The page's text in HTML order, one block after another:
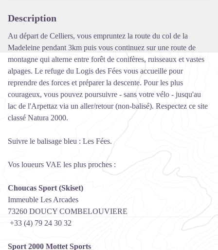
Description
Au départ de Celliers, vous empruntez la route du col de la
Madeleine pendant 3km puis vous continuez sur une route de
montagne qui alterne entre forêt de conifères, ruisseaux et vastes
alpages. Le refuge du Logis des Fées vous accueille pour
reprendre des forces et préparer la descente. Pour les plus
courageux, vous pouvez poursuivre - sans votre vélo - jusqu'au
lac de l'Arpettaz via un aller/retour (non-balisé). Respectez ce site
classé Natura 2000.
Suivre le balisage bleu : Les Fées.
Vos loueurs VAE les plus proches :
Choucas Sport (Skiset)
Immeuble Les Arcades
73260 DOUCY COMBELOUVIERE
+33 (4) 79 24 30 32
Sport 2000 Mottet Sports